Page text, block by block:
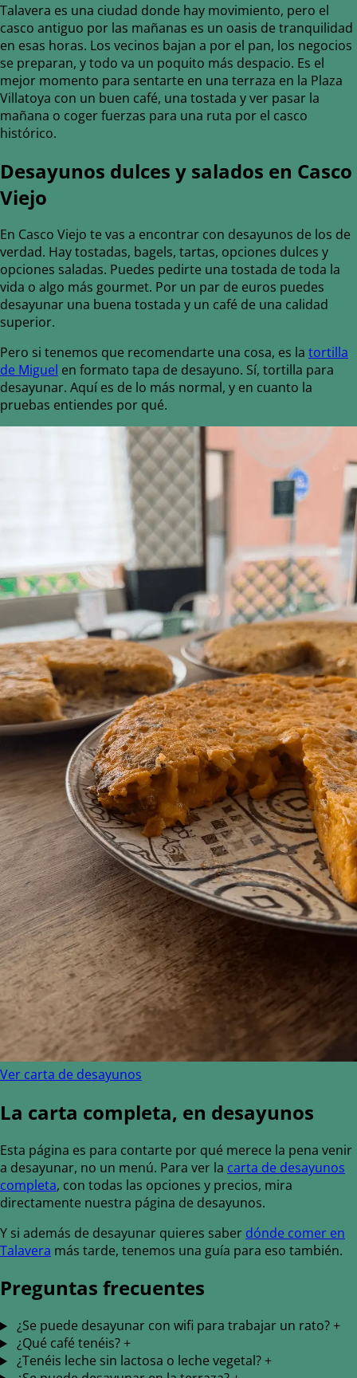
Talavera es una ciudad donde hay movimiento, pero el
casco antiguo por las mañanas es un oasis de tranquilidad
en esas horas. Los vecinos bajan a por el pan, los negocios
se preparan, y todo va un poquito más despacio. Es el
mejor momento para sentarte en una terraza en la Plaza
Villatoya con un buen café, una tostada y ver pasar la
mañana o coger fuerzas para una ruta por el casco
histórico.
Desayunos dulces y salados en Casco
Viejo
En Casco Viejo te vas a encontrar con desayunos de los de
verdad. Hay tostadas, bagels, tartas, opciones dulces y
opciones saladas. Puedes pedirte una tostada de toda la
vida o algo más gourmet. Por un par de euros puedes
desayunar una buena tostada y un café de una calidad
superior.
Pero si tenemos que recomendarte una cosa, es la tortilla
de Miguel en formato tapa de desayuno. Sí, tortilla para
desayunar. Aquí es de lo más normal, y en cuanto la
pruebas entiendes por qué.
Ver carta de desayunos
La carta completa, en desayunos
Esta página es para contarte por qué merece la pena venir
a desayunar, no un menú. Para ver la carta de desayunos
completa, con todas las opciones y precios, mira
directamente nuestra página de desayunos.
Y si además de desayunar quieres saber dónde comer en
Talavera más tarde, tenemos una guía para eso también.
Preguntas frecuentes
¿Se puede desayunar con wifi para trabajar un rato?+
¿Qué café tenéis?+
¿Tenéis leche sin lactosa o leche vegetal?+